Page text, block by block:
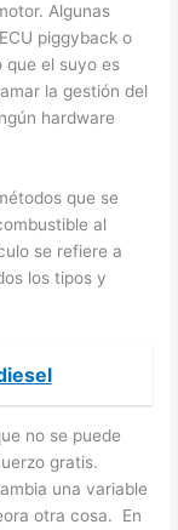
Algunas
piggyback o
que el suyo es
la gestión del
hardware
que se
al
se refiere a
los tipos y
no se puede
gratis.
una variable
otra cosa. En